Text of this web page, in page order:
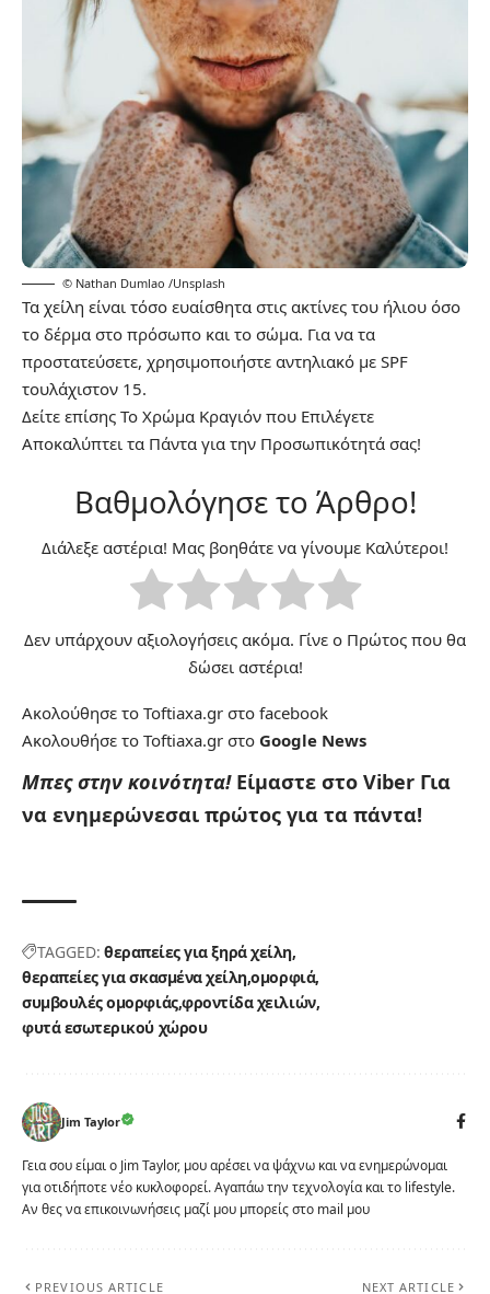
© Nathan Dumlao /Unsplash
Τα χείλη είναι τόσο ευαίσθητα στις ακτίνες του ήλιου όσο
το δέρμα στο πρόσωπο και το σώμα. Για να τα
προστατεύσετε, χρησιμοποιήστε αντηλιακό με SPF
τουλάχιστον 15.
Δείτε επίσης Το Χρώμα Κραγιόν που Επιλέγετε
Αποκαλύπτει τα Πάντα για την Προσωπικότητά σας!
Βαθμολόγησε το Άρθρο!
Διάλεξε αστέρια! Μας βοηθάτε να γίνουμε Καλύτεροι!
Δεν υπάρχουν αξιολογήσεις ακόμα. Γίνε ο Πρώτος που θα
δώσει αστέρια!
Ακολούθησε το Toftiaxa.gr στο facebook
Ακολουθήσε το Toftiaxa.gr στο Google News
Μπες στην κοινότητα! Είμαστε στο Viber Για
να ενημερώνεσαι πρώτος για τα πάντα!
TAGGED: θεραπείες για ξηρά χείλη
θεραπείες για σκασμένα χείληομορφιά
συμβουλές ομορφιάςφροντίδα χειλιών
φυτά εσωτερικού χώρου
Jim Taylor
Γεια σου είμαι ο Jim Taylor, μου αρέσει να ψάχνω και να ενημερώνομαι
για οτιδήποτε νέο κυκλοφορεί. Αγαπάω την τεχνολογία και το lifestyle.
Αν θες να επικοινωνήσεις μαζί μου μπορείς στο mail μου
PREVIOUS ARTICLE NEXT ARTICLE